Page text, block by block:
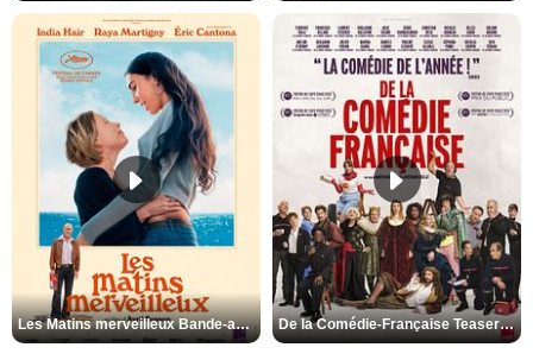
Les Matins merveilleux Bande-annonce VF De la Comédie-Française Teaser VF